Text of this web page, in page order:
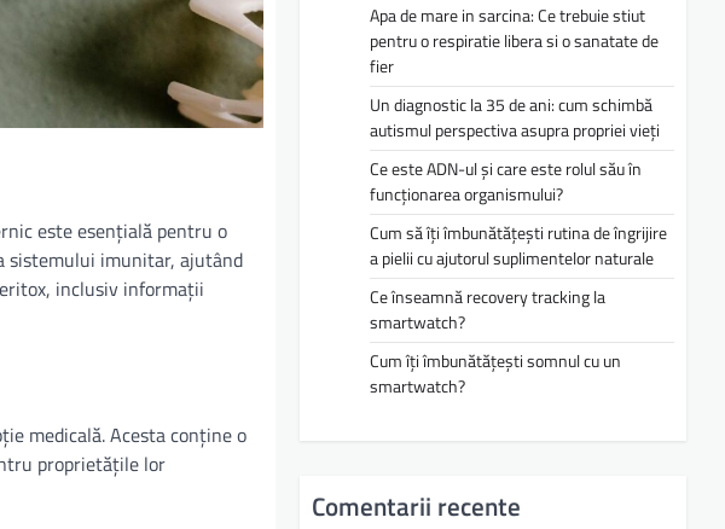
este esențială pentru o
sistemului imunitar, ajutând
inclusiv informații
medicală. Acesta conține o
proprietățile lor
Apa de mare in sarcina: Ce trebuie stiut
pentru o respiratie libera si o sanatate de
fier
Un diagnostic la 35 de ani: cum schimbă
autismul perspectiva asupra propriei vieți
Ce este ADN-ul și care este rolul său în
funcționarea organismului?
Cum să îți îmbunătățești rutina de îngrijire
a pielii cu ajutorul suplimentelor naturale
Ce înseamnă recovery tracking la
smartwatch?
Cum îți îmbunătățești somnul cu un
smartwatch?
Comentarii recente